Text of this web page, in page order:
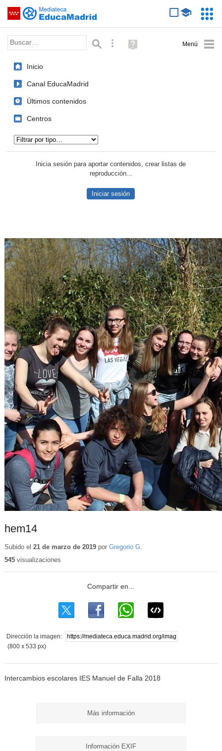
Saltar navegación
Palabra o frase: Búsqueda avanzada
Ayuda
(en
Inicio
Canal EducaMadrid
Últimos contenidos
Centros
Inicia sesión para aportar contenidos, crear listas de
reproducción...
Iniciar sesión
hem14
Subido el 21 de marzo de 2019por Gregorio G.
545visualizaciones
Dirección la imagen:
(800 x 533 px)
Intercambios escolares IES Manuel de Falla 2018
Más información
Información EXIF